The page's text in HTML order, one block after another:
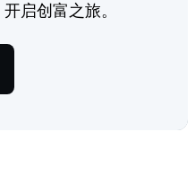
启创富之旅。